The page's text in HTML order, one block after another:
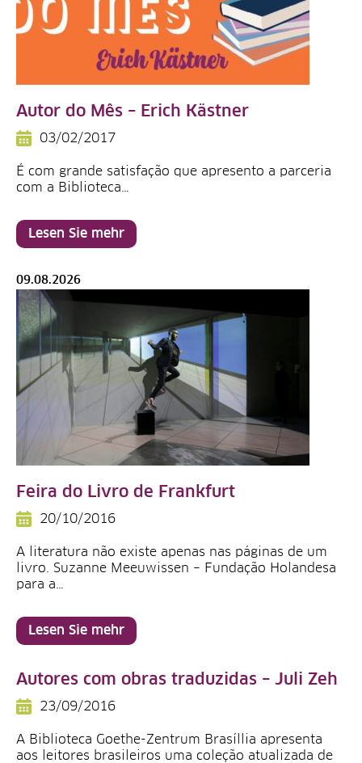
Autor do Mês – Erich Kästner
03/02/2017
É com grande satisfação que apresento a parceria
com a Biblioteca…
Lesen Sie mehr
09.08.2026
Feira do Livro de Frankfurt
20/10/2016
A literatura não existe apenas nas páginas de um
livro. Suzanne Meeuwissen – Fundação Holandesa
para a…
Lesen Sie mehr
Autores com obras traduzidas – Juli Zeh
23/09/2016
A Biblioteca Goethe-Zentrum Brasíllia apresenta
aos leitores brasileiros uma coleção atualizada de